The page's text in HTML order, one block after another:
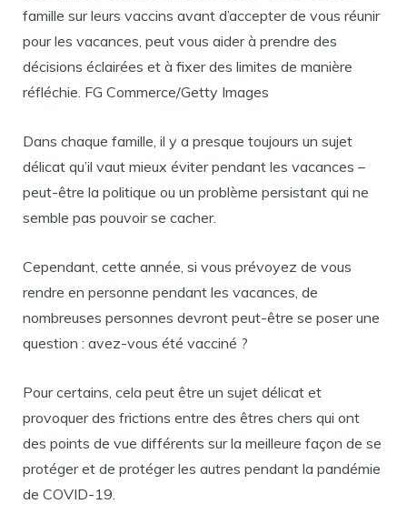
famille sur leurs vaccins avant d’accepter de vous réunir
pour les vacances, peut vous aider à prendre des
décisions éclairées et à fixer des limites de manière
réfléchie. FG Commerce/Getty Images
Dans chaque famille, il y a presque toujours un sujet
délicat qu’il vaut mieux éviter pendant les vacances –
peut-être la politique ou un problème persistant qui ne
semble pas pouvoir se cacher.
Cependant, cette année, si vous prévoyez de vous
rendre en personne pendant les vacances, de
nombreuses personnes devront peut-être se poser une
question : avez-vous été vacciné ?
Pour certains, cela peut être un sujet délicat et
provoquer des frictions entre des êtres chers qui ont
des points de vue différents sur la meilleure façon de se
protéger et de protéger les autres pendant la pandémie
de COVID-19.